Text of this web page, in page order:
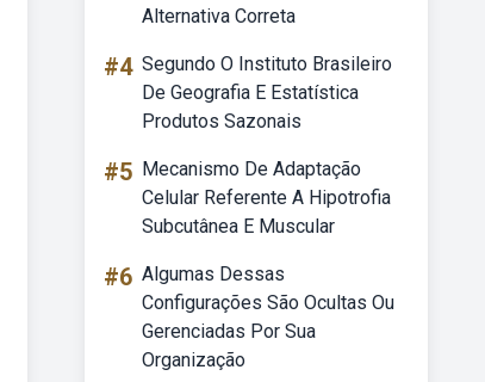
Alternativa Correta
#4 Segundo O Instituto Brasileiro
De Geografia E Estatística
Produtos Sazonais
#5 Mecanismo De Adaptação
Celular Referente A Hipotrofia
Subcutânea E Muscular
#6 Algumas Dessas
Configurações São Ocultas Ou
Gerenciadas Por Sua
Organização